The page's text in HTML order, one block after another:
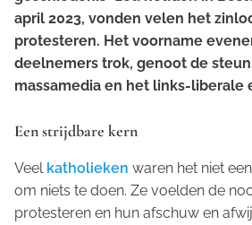
april 2023, vonden velen het
protesteren. Het voorname
deelnemers trok, genoot de
massamedia en het links-liberale
Een strijdbare kern
Veel katholieken waren het niet
om niets te doen. Ze voelden de
protesteren en hun afschuw en